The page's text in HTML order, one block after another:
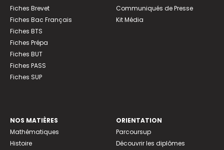
Fiches Brevet
Fiches Bac Français
Fiches BTS
Fiches Prépa
Fiches BUT
Fiches PASS
Fiches SUP
Communiqués de Presse
Kit Média
NOS MATIÈRES
Mathématiques
Histoire
ORIENTATION
Parcoursup
Découvrir les diplômes